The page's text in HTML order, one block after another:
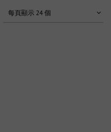
每頁顯示 24 個